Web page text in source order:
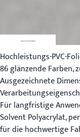
Hochleistungs-PVC-
86 glänzende
Ausgezeichnete
Für langfristige
Solvent Polyacrylat,
für die hochwertige